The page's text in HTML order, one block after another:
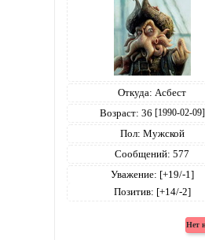
Откуда: Асбест
Возраст: 36 [1990-02-09]
Пол: Мужской
Сообщений: 577
Уважение: [+19/-1]
Позитив: [+14/-2]